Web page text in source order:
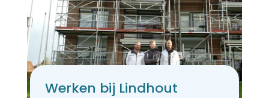
Werken bij Lindhout